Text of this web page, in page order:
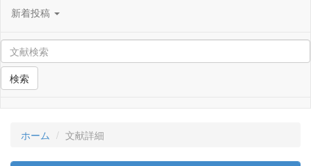
新着投稿
検索
ホーム 文献詳細